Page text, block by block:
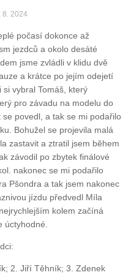
8. 2024
počasí dokonce až
jezdců a okolo desáté
jsme zvládli v klidu dvě
a krátce po jejím odejetí
si vybral Tomáš, který
pro závadu na modelu do
povedl, a tak se mi podařilo
Bohužel se projevila malá
zastavit a ztratil jsem během
závodil po zbytek finálové
nakonec se mi podařilo
Pšondra a tak jsem nakonec
jízdu předvedl Míla
kolem začíná
úctyhodné.
Jiří Těhník; 3. Zdenek